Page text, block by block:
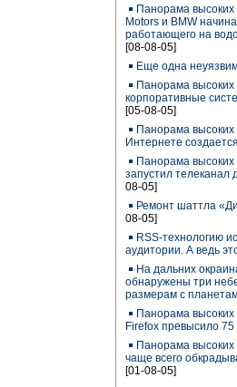
Панорама высоких
Motors и BMW
работающего на
[08-08-05]
Еще одна
Панорама высоких
корпоративные
[05-08-05]
Панорама высоких
Интернете
Панорама высоких
запустил
08-05]
Ремонт шаттла
08-05]
RSS-технологию
аудитории. А ведь
На дальних
обнаружены три
размерам с
Панорама высоких
Firefox превысило
Панорама
чаще всего
[01-08-05]